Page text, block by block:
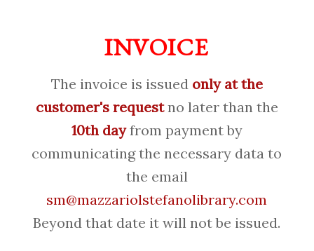
INVOICE
The invoice is issued only at the
customer's requestno later than the
10th dayfrom payment by
communicating the necessary data to
the email
sm@mazzariolstefanolibrary.com
Beyond that date it will not be issued.